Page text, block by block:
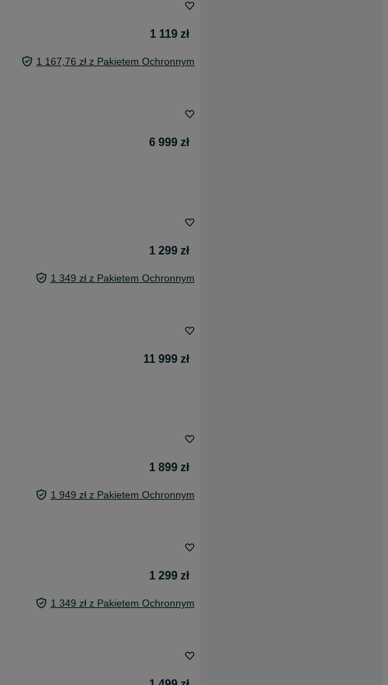
1 119 zł
1 167,76 zł z Pakietem Ochronnym
6 999 zł
1 299 zł
1 349 zł z Pakietem Ochronnym
11 999 zł
1 899 zł
1 949 zł z Pakietem Ochronnym
1 299 zł
1 349 zł z Pakietem Ochronnym